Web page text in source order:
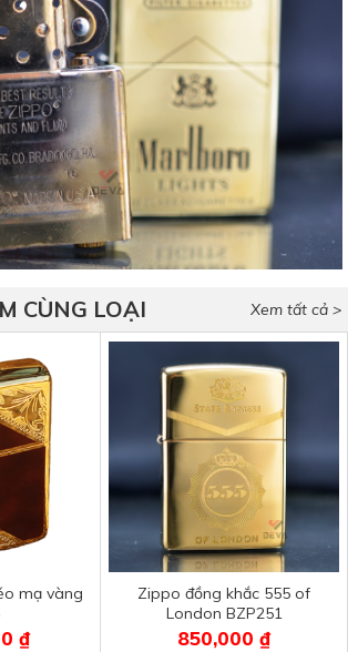
Xem tất cả >
CÙNG LOẠI
mạ vàng
₫
Zippo đồng khắc 555 of
London BZP251
850,000 ₫